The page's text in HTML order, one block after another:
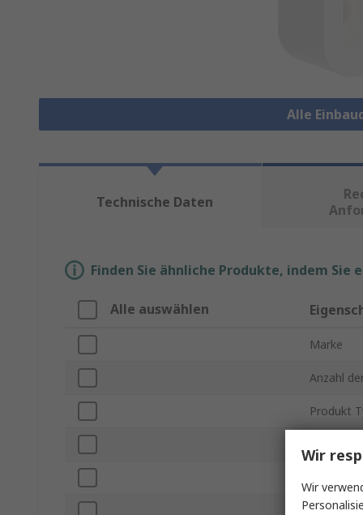
Alle
Technische Daten
Finden Sie ähnliche Produkte, indem
Alle auswählen
Marke
Anzahl
Produkt
Material
Wir
Wir